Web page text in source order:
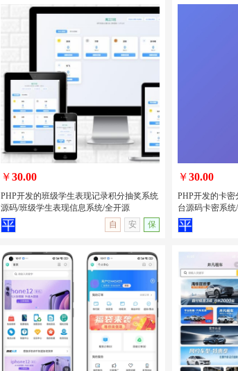
欧美风WordPress外贸商城主题
无演示
PHP开发的班级学生表现记录积分抽奖
系统源码/班级学生表现信息系统/全开
源
￥30.00
PHP开发的班级学生表现记录积分抽奖系统
源码/班级学生表现信息系统/全开源
自
安 保
PHP开发的卡
平台源码卡密
￥30.00
PHP开发的卡
台源码卡密系